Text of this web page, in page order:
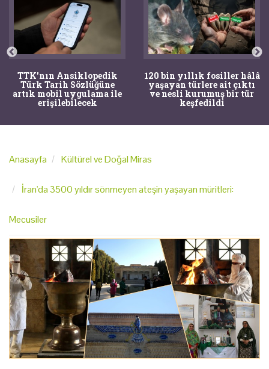
TTK'nın Ansiklopedik
Türk Tarih Sözlüğüne
artık mobil uygulama ile
erişilebilecek
120 bin yıllık fosiller hâlâ
yaşayan türlere ait çıktı
ve nesli kurumuş bir tür
keşfedildi
Anasayfa Kültürel ve Doğal Miras
İran'da 3500 yıldır sönmeyen ateşin yaşayan müritleri:
Mecusiler